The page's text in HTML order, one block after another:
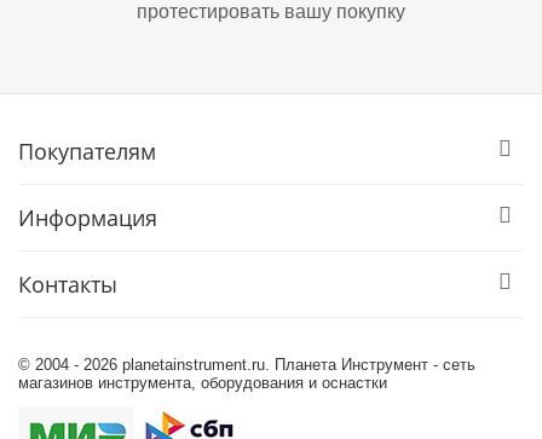
протестировать вашу покупку
Покупателям
Информация
Контакты
© 2004 - 2026 planetainstrument.ru. Планета Инструмент - сеть
магазинов инструмента, оборудования и оснастки